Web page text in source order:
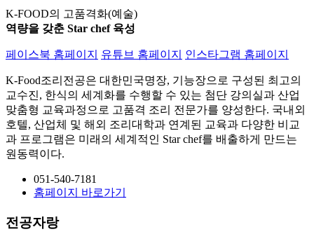
K-FOOD의 고품격화(예술)
역량을 갖춘 Star chef 육성
페이스북 홈페이지 유튜브 홈페이지 인스타그램 홈페이지
K-Food조리전공은 대한민국명장, 기능장으로 구성된 최고의
교수진, 한식의 세계화를 수행할 수 있는 첨단 강의실과 산업
맞춤형 교육과정으로 고품격 조리 전문가를 양성한다. 국내외
호텔, 산업체 및 해외 조리대학과 연계된 교육과 다양한 비교
과 프로그램은 미래의 세계적인 Star chef를 배출하게 만드는
원동력이다.
051-540-7181
홈페이지 바로가기
전공자랑